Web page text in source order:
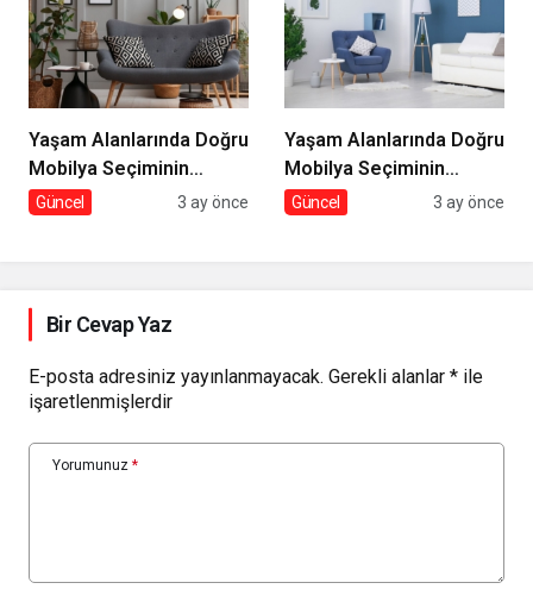
Yaşam Alanlarında Doğru
Mobilya Seçiminin
İncelikleri
Güncel 3 ay önce
Yaşam Alanlarında Doğru
Mobilya Seçiminin
Önemi
Güncel 3 ay önce
Bir Cevap Yaz
E-posta adresiniz yayınlanmayacak. Gerekli alanlar * ile
işaretlenmişlerdir
Yorumunuz *